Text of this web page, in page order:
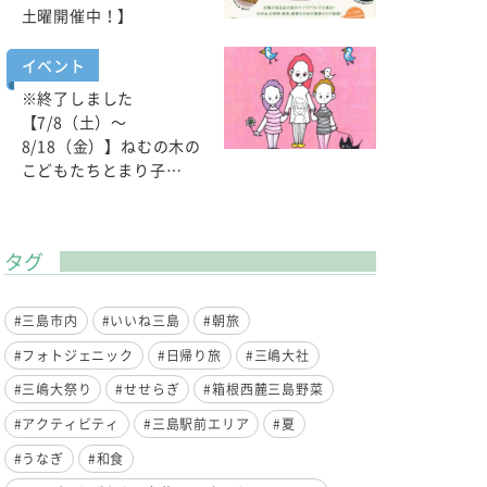
土曜開催中！】
イベント
※終了しました
【7/8（土）～
8/18（金）】ねむの木の
こどもたちとまり子…
タグ
#三島市内 #いいね三島
#朝旅
#フォトジェニック
#日帰り旅
#三嶋大社
#三嶋大祭り
#せせらぎ
#箱根西麓三島野菜
#アクティビティ
#三島駅前エリア
#夏
#うなぎ
#和食